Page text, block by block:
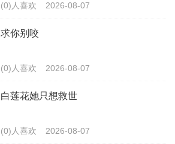
(0)人喜欢 2026-08-07
求你别咬
(0)人喜欢 2026-08-07
白莲花她只想救世
(0)人喜欢 2026-08-07